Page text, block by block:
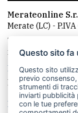
Merateonline
Merate (LC) -
Telefono:
mail:
La redazione
Made by VIP
Privacy policy
Questo sito fa
Questo sito
previo
strumenti di
inviarti pubblicità
con le tue